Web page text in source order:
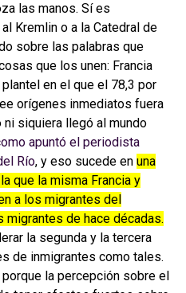
las manos. Sí es
Kremlin o a la Catedral de
sobre las palabras que
que los unen: Francia
en el que el 78,3 por
orígenes inmediatos fuera
siquiera llegó al mundo
apuntó el periodista
Río, y eso sucede en una
que la misma Francia y
a los migrantes del
migrantes de hace décadas.
la segunda y la tercera
de inmigrantes como tales.
la percepción sobre el